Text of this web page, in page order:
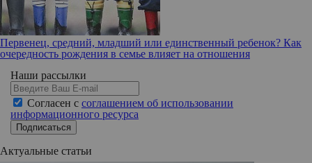
Первенец, средний, младший или единственный ребенок? Как
очередность рождения в семье влияет на отношения
Наши рассылки
Согласен с соглашением об использовании
информационного ресурса
Подписаться
Актуальные статьи